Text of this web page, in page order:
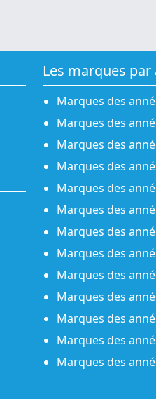
Les marques par
Marques des
Marques des
Marques des
Marques des
Marques des
Marques des
Marques des
Marques des
Marques des
Marques des
Marques des
Marques des
Marques des